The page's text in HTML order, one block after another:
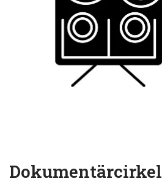
Dokumentärcirkel